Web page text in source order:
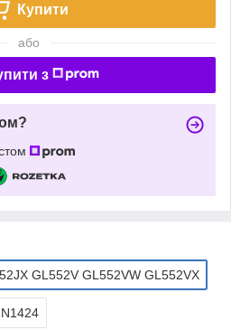
Купити
або
з
GL552V GL552VW GL552VX